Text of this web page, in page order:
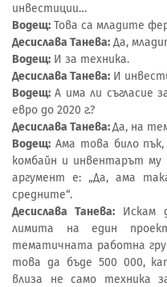
инвестиции…
Водещ: Това са младите
Десислава Танева: Да,
Водещ: И за техника.
Десислава Танева: И
Водещ: А има ли съгласие
евро до 2020 г.?
Десислава Танева:Да, на
Водещ: Ама това било
комбайн и инвентарът му
аргумент е: „Да, ама
средните“.
Десислава Танева:Искам
лимита на един
тематичната работна
това да бъде 500 000,
влиза не само техника